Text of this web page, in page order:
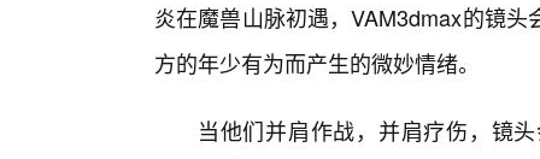
炎在魔兽山脉初遇，VAM3dmax的镜
方的年少有为而产生的微妙情绪。
当他们并肩作战，并肩疗伤，镜